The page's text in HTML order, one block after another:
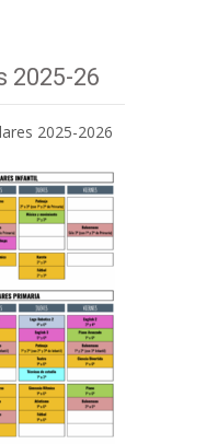
2025-26
2025-2026